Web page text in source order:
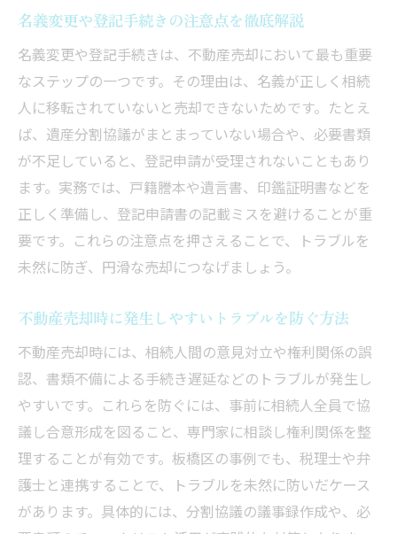
不動産売却と相続手続きのスムーズな連携
法
トラブル回避のための名義変更ポイント
売却前に確認したい相続人全員の同意事項
相続不動産売却で役立つ専門家のサポート
売却後の確定申告や納税手続きを忘れずに
不動産売却で資産を守るための注意点
板橋区で安心して進める不動産売却の秘訣
板橋区特有の不動産売却市場の特徴を解説
査定から売買契約までの流れと注意事項
売却時に発生しやすいトラブルを防ぐコツ
地元業者との信頼関係を築くポイント
不動産売却のアフターサポート体制を確認
複雑な相続登記もスムーズに進めるコツ
不動産売却前の相続登記を効率よく進める
方法
名義変更や登記手続きの注意点を徹底解説
名義変更や登記手続きは、不動産売却において最も重要
なステップの一つです。その理由は、名義が正しく相続
人に移転されていないと売却できないためです。たとえ
ば、遺産分割協議がまとまっていない場合や、必要書類
が不足していると、登記申請が受理されないこともあり
ます。実務では、戸籍謄本や遺言書、印鑑証明書などを
正しく準備し、登記申請書の記載ミスを避けることが重
要です。これらの注意点を押さえることで、トラブルを
未然に防ぎ、円滑な売却につなげましょう。
不動産売却時に発生しやすいトラブルを防ぐ方法
不動産売却時には、相続人間の意見対立や権利関係の誤
認、書類不備による手続き遅延などのトラブルが発生し
やすいです。これらを防ぐには、事前に相続人全員で協
議し合意形成を図ること、専門家に相談し権利関係を整
理することが有効です。板橋区の事例でも、税理士や弁
護士と連携することで、トラブルを未然に防いだケース
があります。具体的には、分割協議の議事録作成や、必